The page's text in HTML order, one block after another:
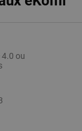
ou
il est utilisé
Google
comportement
les
est mis à jour
comme une
Un retour après
visiteur de